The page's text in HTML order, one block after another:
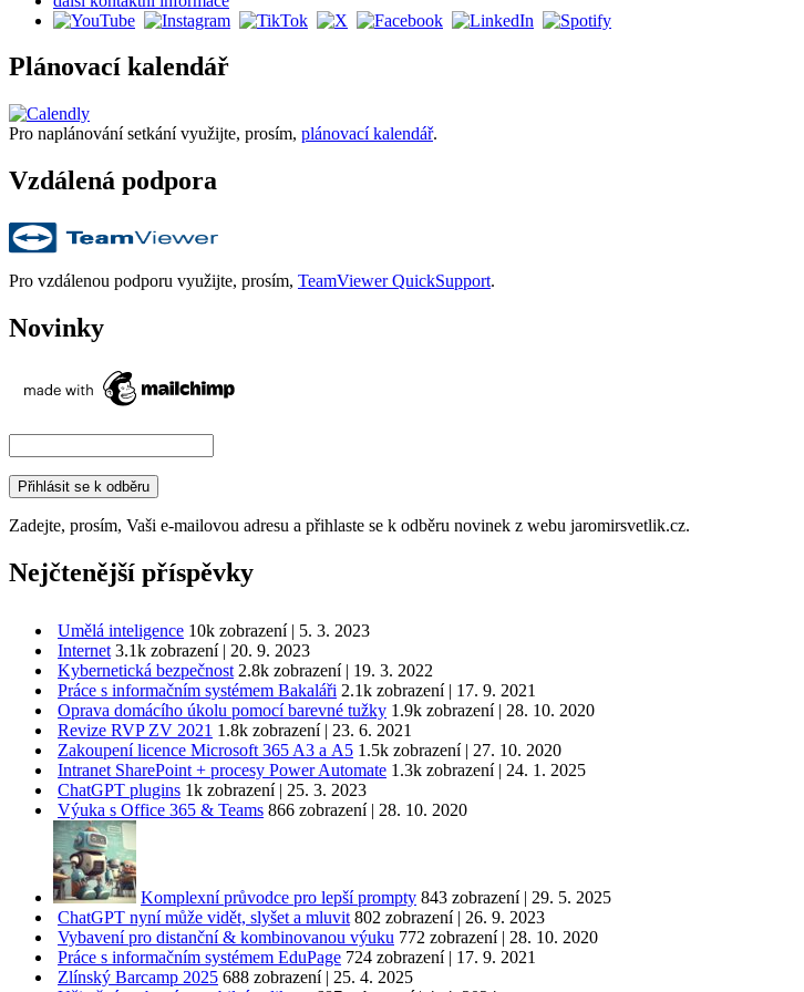
Plánovací kalendář
Pro naplánování setkání využijte, prosím, plánovací kalendář.
Vzdálená podpora
Pro vzdálenou podporu využijte, prosím, TeamViewer QuickSupport.
Novinky
Zadejte, prosím, Vaši e-mailovou adresu a přihlaste se k odběru novinek z webu jaromirsvetlik.cz.
Nejčtenější příspěvky
Umělá inteligence 10k zobrazení| 5. 3. 2023
Internet 3.1k zobrazení| 20. 9. 2023
Kybernetická bezpečnost 2.8k zobrazení| 19. 3. 2022
Práce s informačním systémem Bakaláři 2.1k zobrazení| 17. 9. 2021
Oprava domácího úkolu pomocí barevné tužky 1.9k zobrazení| 28. 10. 2020
Revize RVP ZV 2021 1.8k zobrazení| 23. 6. 2021
Zakoupení licence Microsoft 365 A3 a A5 1.5k zobrazení| 27. 10. 2020
Intranet SharePoint + procesy Power Automate 1.3k zobrazení| 24. 1. 2025
ChatGPT plugins 1k zobrazení| 25. 3. 2023
Výuka s Office 365 & Teams 866 zobrazení| 28. 10. 2020
Komplexní průvodce pro lepší prompty 843 zobrazení| 29. 5. 2025
ChatGPT nyní může vidět, slyšet a mluvit 802 zobrazení| 26. 9. 2023
Vybavení pro distanční & kombinovanou výuku 772 zobrazení| 28. 10. 2020
Práce s informačním systémem EduPage 724 zobrazení| 17. 9. 2021
Zlínský Barcamp 2025 688 zobrazení| 25. 4. 2025